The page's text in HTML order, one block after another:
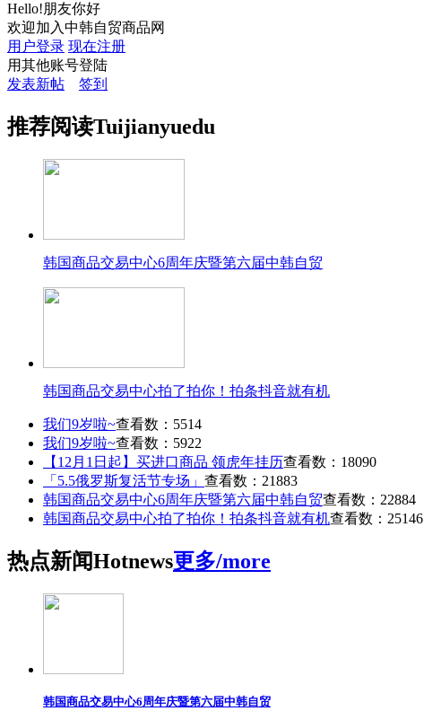
Hello!朋友你好
欢迎加入中韩自贸商品网
用户登录 现在注册
用其他账号登陆
发表新帖
签到
推荐阅读Tuijianyuedu
韩国商品交易中心6周年庆暨第六届中韩自贸
韩国商品交易中心拍了拍你！拍条抖音就有机
我们9岁啦~查看数：5514
我们9岁啦~查看数：5922
【12月1日起】买进口商品 领虎年挂历查看数：18090
「5.5俄罗斯复活节专场」 查看数：21883
韩国商品交易中心6周年庆暨第六届中韩自贸查看数：22884
韩国商品交易中心拍了拍你！拍条抖音就有机查看数：25146
热点新闻Hotnews更多/more
韩国商品交易中心6周年庆暨第六届中韩自贸